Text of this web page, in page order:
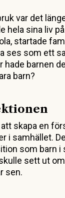
var det
hela sina liv
startade
ses som ett
hade barnen
barn?
skapa en
i samhället.
som barn i
sett ut
sen.